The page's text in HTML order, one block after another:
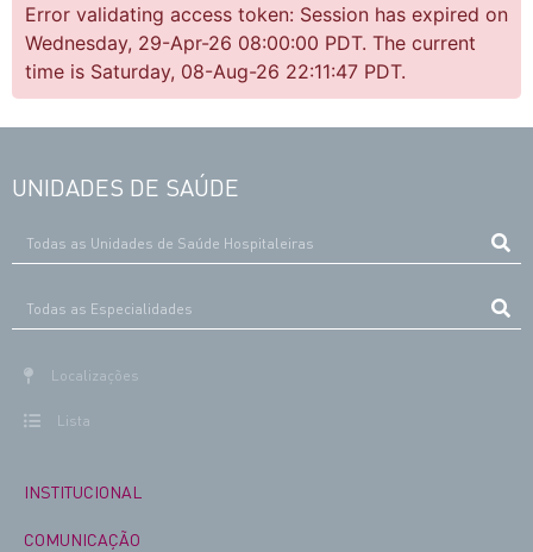
Error validating access token: Session has expired on
Wednesday, 29-Apr-26 08:00:00 PDT. The current
time is Saturday, 08-Aug-26 22:11:47 PDT.
UNIDADES DE SAÚDE
Localizações
Lista
INSTITUCIONAL
COMUNICAÇÃO